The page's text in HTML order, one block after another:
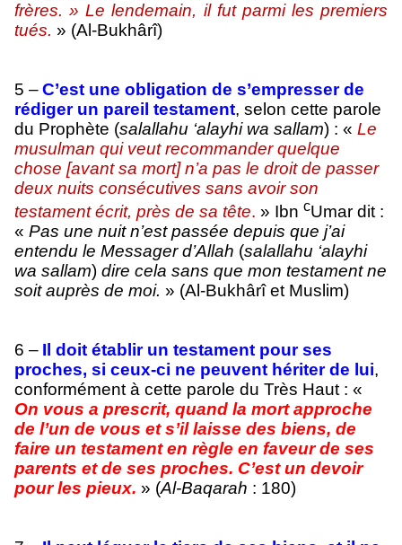
frères. » Le lendemain, il fut parmi les premiers
tués. » (Al-Bukhârî)
5 –C’est une obligation de s’empresser de
rédiger un pareil testament, selon cette parole
du Prophète (salallahu ‘alayhi wa sallam) : « Le
musulman qui veut recommander quelque
chose [avant sa mort] n’a pas le droit de passer
deux nuits consécutives sans avoir son
testament écrit, près de sa tête. » Ibn cUmar dit :
« Pas une nuit n’est passée depuis que j’ai
entendu le Messager d’Allah (salallahu ‘alayhi
wa sallam) dire cela sans que mon testament ne
soit auprès de moi. » (Al-Bukhârî et Muslim)
6 – Il doit établir un testament pour ses
proches, si ceux-ci ne peuvent hériter de lui,
conformément à cette parole du Très Haut : «
On vous a prescrit, quand la mort approche
de l’un de vous et s’il laisse des biens, de
faire un testament en règle en faveur de ses
parents et de ses proches. C’est un devoir
pour les pieux. » (Al-Baqarah : 180)